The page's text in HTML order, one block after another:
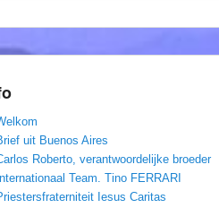
uit Buenos Aires
Roberto, verantwoordelijke broeder
Internationaal Team. Tino FERRARI
Iesus Caritas